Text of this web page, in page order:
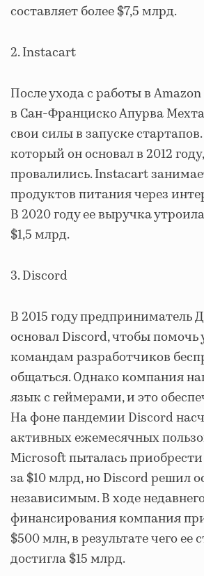
составляет более $7,5 млрд.
2. Instacart
После ухода с работы в
в Сан-Франциско Апурва
свои силы в запуске
который он основал в 2012
провалились. Instacart
продуктов питания через
В 2020 году ее выручка
$1,5 млрд.
3. Discord
В 2015 году предприниматель
основал Discord, чтобы
командам разработчиков
общаться. Однако компания
язык с геймерами, и это
На фоне пандемии Discord
активных ежемесячных
Microsoft пыталась приобрести
за $10 млрд, но Discord решил
независимым. В ходе
финансирования компания
$500 млн, в результате чего ее
достигла $15 млрд.